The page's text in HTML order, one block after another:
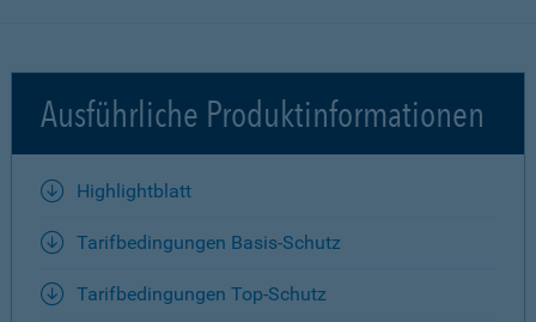
Ausführliche Produktinformationen
Highlightblatt
Tarifbedingungen Basis-Schutz
Tarifbedingungen Top-Schutz